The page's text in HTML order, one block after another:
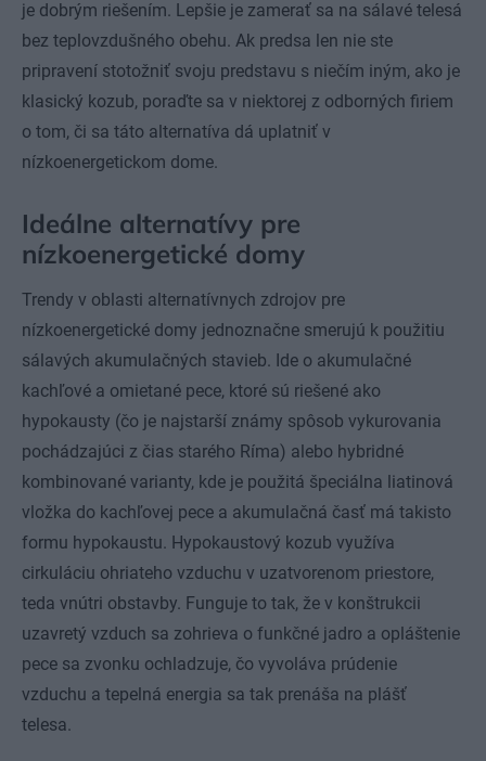
je dobrým riešením. Lepšie je zamerať sa na sálavé telesá
bez teplovzdušného obehu. Ak predsa len nie ste
pripravení stotožniť svoju predstavu s niečím iným, ako je
klasický kozub, poraďte sa v niektorej z odborných firiem
o tom, či sa táto alternatíva dá uplatniť v
nízkoenergetickom dome.
Ideálne alternatívy pre
nízkoenergetické domy
Trendy v oblasti alternatívnych zdrojov pre
nízkoenergetické domy jednoznačne smerujú k použitiu
sálavých akumulačných stavieb. Ide o akumulačné
kachľové a omietané pece, ktoré sú riešené ako
hypokausty (čo je najstarší známy spôsob vykurovania
pochádzajúci z čias starého Ríma) alebo hybridné
kombinované varianty, kde je použitá špeciálna liatinová
vložka do kachľovej pece a akumulačná časť má takisto
formu hypokaustu. Hypokaustový kozub využíva
cirkuláciu ohriateho vzduchu v uzatvorenom priestore,
teda vnútri obstavby. Funguje to tak, že v konštrukcii
uzavretý vzduch sa zohrieva o funkčné jadro a opláštenie
pece sa zvonku ochladzuje, čo vyvoláva prúdenie
vzduchu a tepelná energia sa tak prenáša na plášť
telesa.